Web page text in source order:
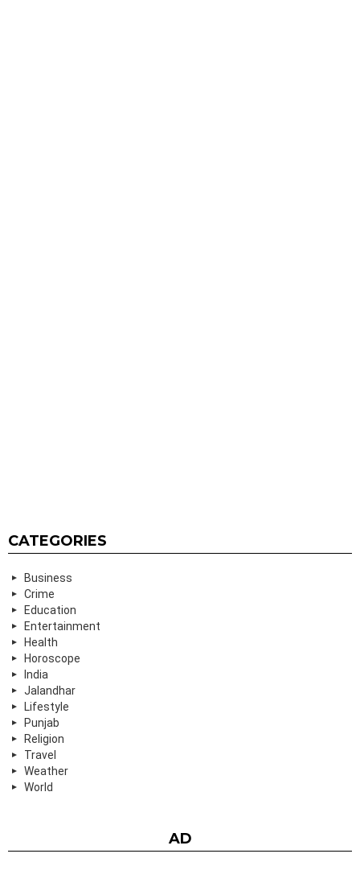
CATEGORIES
Business
Crime
Education
Entertainment
Health
Horoscope
India
Jalandhar
Lifestyle
Punjab
Religion
Travel
Weather
World
AD